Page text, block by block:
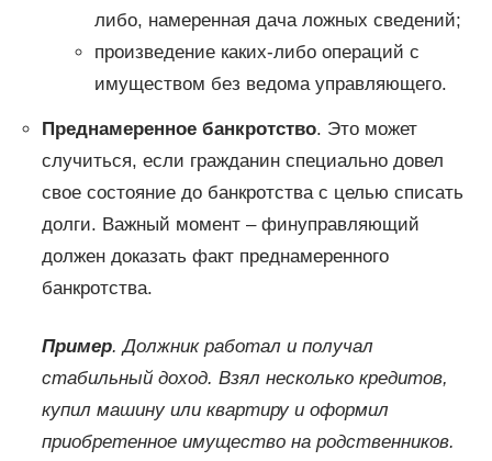
либо, намеренная дача ложных сведений;
произведение каких-либо операций с
имуществом без ведома управляющего.
Преднамеренное банкротство. Это может
случиться, если гражданин специально довел
свое состояние до банкротства с целью списать
долги. Важный момент – финуправляющий
должен доказать факт преднамеренного
банкротства.
Пример. Должник работал и получал
стабильный доход. Взял несколько кредитов,
купил машину или квартиру и оформил
приобретенное имущество на родственников.